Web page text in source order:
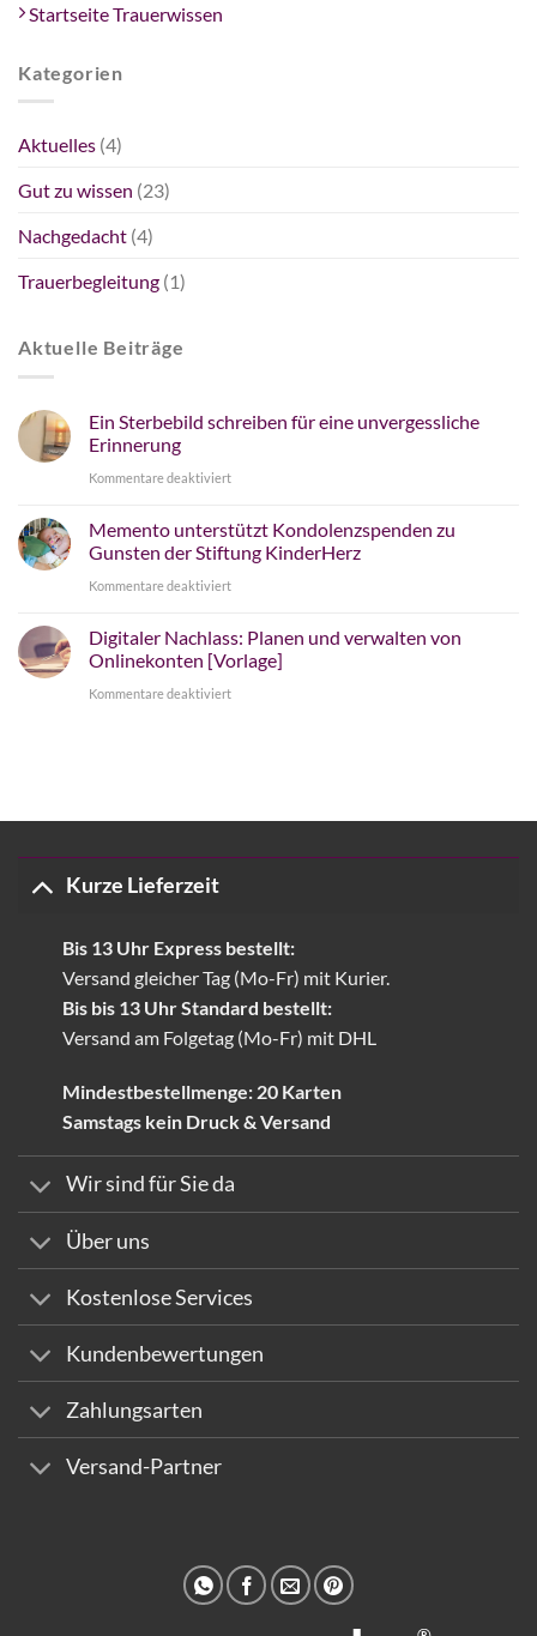
Startseite Trauerwissen
Kategorien
Aktuelles (4)
Gut zu wissen (23)
Nachgedacht (4)
Trauerbegleitung (1)
Aktuelle Beiträge
Ein Sterbebild schreiben für eine unvergessliche
Erinnerung
Kommentare deaktiviertfür
Sterbebild
schreiben
für
unvergessliche
Memento unterstützt Kondolenzspenden zu
Gunsten der Stiftung KinderHerz
Kommentare deaktiviertfür
unterstützt
Kondolenzspenden
zu
KinderHerz
Digitaler Nachlass: Planen und verwalten von
Onlinekonten [Vorlage]
Kommentare deaktiviertfür
Kurze Lieferzeit
Bis 13 Uhr Express bestellt:
Versand gleicher Tag (Mo-Fr) mit Kurier.
Bis bis 13 Uhr Standard bestellt:
Versand am Folgetag (Mo-Fr) mit DHL
Mindestbestellmenge: 20 Karten
Samstags kein Druck & Versand
Wir sind für Sie da
Über uns
Kostenlose Services
Kundenbewertungen
Zahlungsarten
Versand-Partner